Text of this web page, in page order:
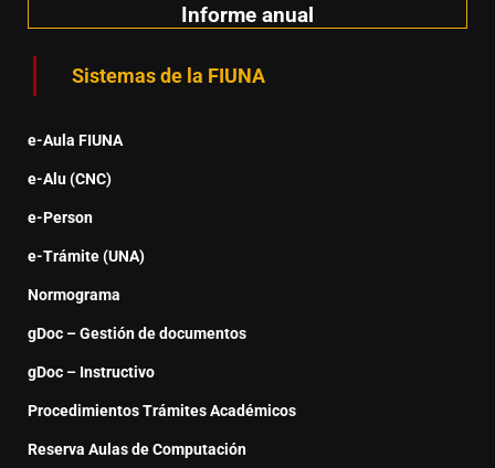
Informe anual
Sistemas de la FIUNA
e-Aula FIUNA
e-Alu (CNC)
e-Person
e-Trámite (UNA)
Normograma
gDoc – Gestión de documentos
gDoc – Instructivo
Procedimientos Trámites Académicos
Reserva Aulas de Computación